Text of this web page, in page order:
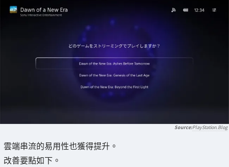
PlayStation.Blog
雲端串流的易用性也獲得提升。
改善要點如下。